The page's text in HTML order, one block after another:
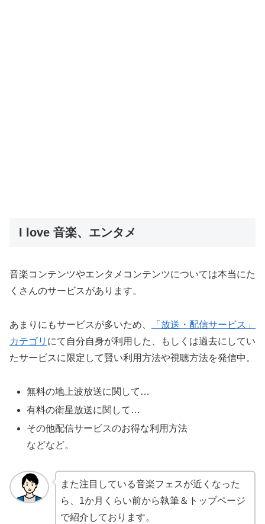
I love 音楽、エンタメ
音楽コンテンツやエンタメコンテンツについては本当にた
くさんのサービスがあります。
あまりにもサービスが多いため、
「放送・配信サービス」
カテゴリ にて自分自身が利用した、もしくは過去にしてい
たサービスに限定して賢い利用方法や視聴方法を発信中。
無料の地上波放送に関して…
有料の衛星放送に関して…
その他配信サービスのお得な利用方法
などなど。
また注目している音楽フェスが近くなった
ら、1か月くらい前から執筆＆トップページ
で紹介しております。